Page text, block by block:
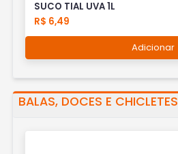
SUCO TIAL UVA 1L
R$ 6,49
Adicionar
BALAS, DOCES E CHICLETES